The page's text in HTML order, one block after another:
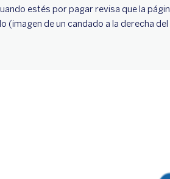
estés por pagar revisa que la
de un candado a la derecha